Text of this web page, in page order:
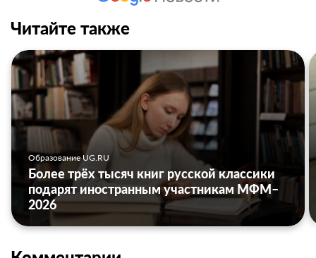
Читайте также
Образование UG.RU
Более трёх тысяч книг русской классики
подарят иностранным участникам МФМ–
2026